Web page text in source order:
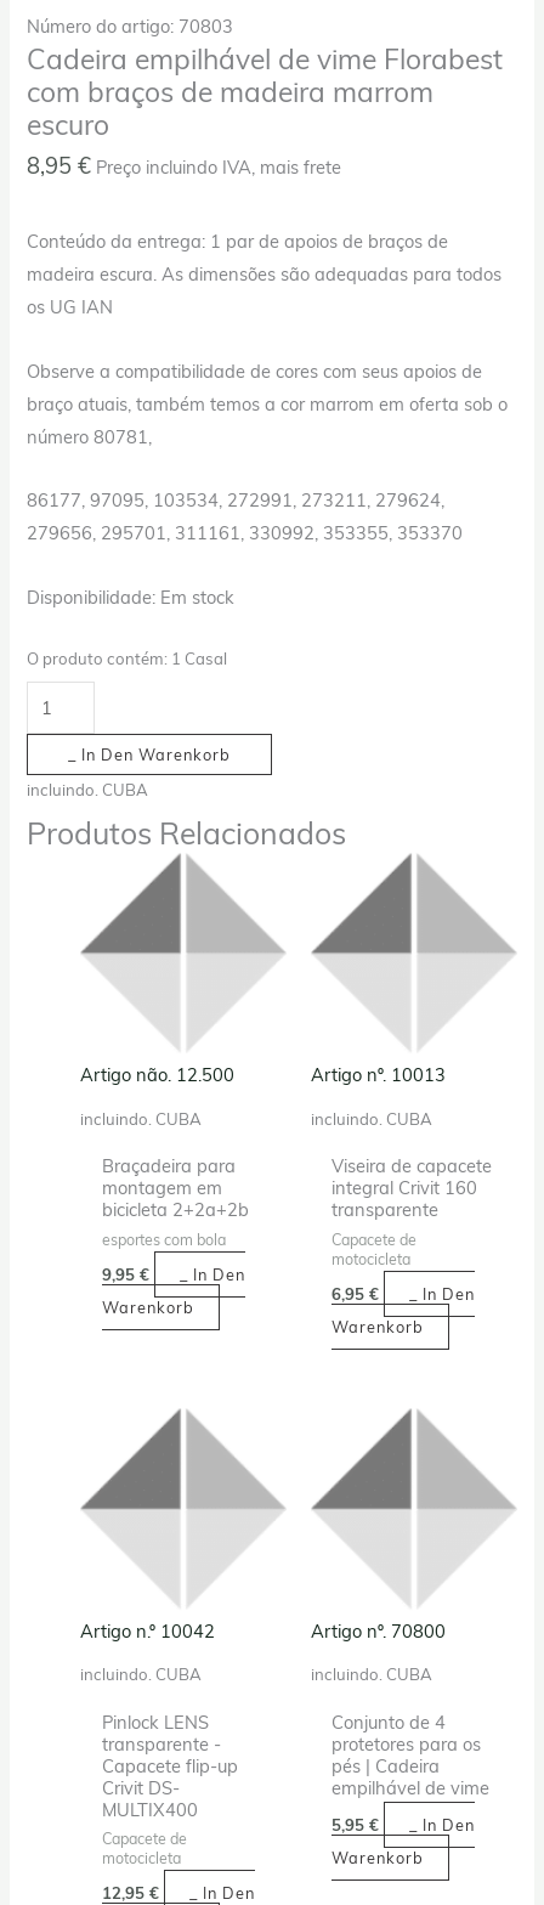
Número do artigo: 70803
Cadeira empilhável de vime Florabest
com braços de madeira marrom
escuro
8,95€ Preço incluindo IVA, mais frete
Conteúdo da entrega: 1 par de apoios de braços de
madeira escura. As dimensões são adequadas para todos
os UG IAN
Observe a compatibilidade de cores com seus apoios de
braço atuais, também temos a cor marrom em oferta sob o
número 80781,
86177, 97095, 103534, 272991, 273211, 279624,
279656, 295701, 311161, 330992, 353355, 353370
Disponibilidade: Em stock
O produto contém: 1 Casal
_ In Den Warenkorb
incluindo. CUBA
Produtos Relacionados
Artigo não. 12.500
incluindo. CUBA
Braçadeira para
montagem em
bicicleta 2+2a+2b
esportes com bola
9,95 €
_ In Den
Warenkorb
Artigo nº. 10013
incluindo. CUBA
Viseira de capacete
integral Crivit 160
transparente
Capacete de
motocicleta
6,95€
_ In Den
Warenkorb
Artigo n.º 10042
incluindo. CUBA
Pinlock LENS
transparente -
Capacete flip-up
Crivit DS-
MULTIX400
Capacete de
motocicleta
12,95 €
_ In Den
Artigo nº. 70800
incluindo. CUBA
Conjunto de 4
protetores para os
pés | Cadeira
empilhável de vime
5,95€
_ In Den
Warenkorb